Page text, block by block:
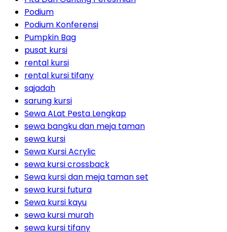
Podium
Podium Konferensi
Pumpkin Bag
pusat kursi
rental kursi
rental kursi tifany
sajadah
sarung kursi
Sewa ALat Pesta Lengkap
sewa bangku dan meja taman
sewa kursi
Sewa Kursi Acrylic
sewa kursi crossback
Sewa kursi dan meja taman set
sewa kursi futura
Sewa kursi kayu
sewa kursi murah
sewa kursi tifany